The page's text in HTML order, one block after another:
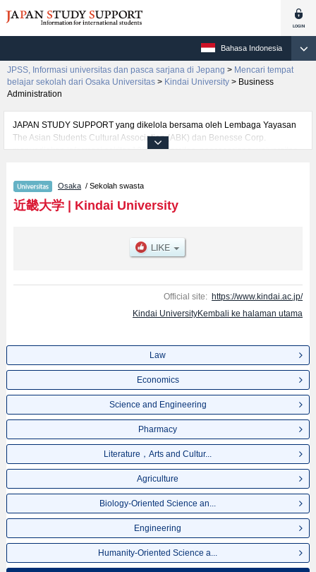
Bahasa Indonesia
JPSS, Informasi universitas dan pasca sarjana di Jepang > Mencari tempat
belajar sekolah dari Osaka Universitas > Kindai University > Business
Administration
JAPAN STUDY SUPPORT yang dikelola bersama oleh Lembaga Yayasan
The Asian Students Cultural Association (ABK) dan Benesse Corp.
menyediakan informasi sekitar 1300 universitas, pascasarjana, universitas
per fakultas seperti Fakultas LawatauFakultas EconomicsatauFakultas
Science and EngineeringatauFakultas PharmacyatauFakultas Literature，
Arts and Cultural StudiesatauFakultas AgricultureatauFakultas Biology-
Humanity-Oriented Science and EngineeringatauFakultas Business
AdministrationatauFakultas Applied SociologyatauFakultas
mahasiswa(i) mancanegara, informasi mengenai ujian masuk, prasarana
kampus, akses jalan, dan lainnya. Silakan memanfaatkannya.
Osaka / Sekolah swasta
近畿大学| Kindai University
Official site: https://www.kindai.ac.jp/
Kindai UniversityKembali ke halaman utama
Law
Economics
Science and Engineering
Pharmacy
Literature，Arts and Cultur...
Agriculture
Biology-Oriented Science an...
Engineering
Humanity-Oriented Science a...